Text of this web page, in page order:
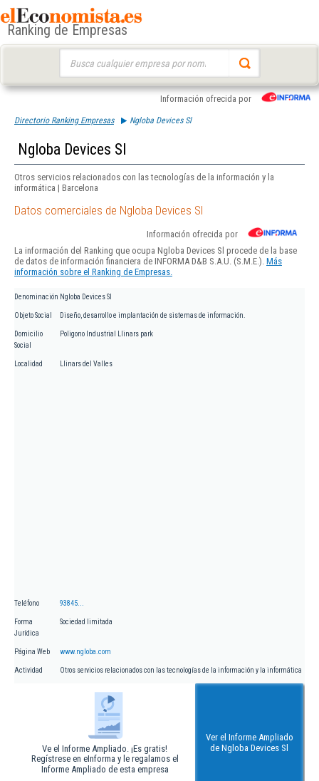
Ranking de Empresas
Información ofrecida por
Directorio Ranking Empresas Ngloba Devices Sl
Ngloba Devices Sl
Otros servicios relacionados con las tecnologías de la información y la
informática | Barcelona
Datos comerciales de Ngloba Devices Sl
Información ofrecida por
La información del Ranking que ocupa Ngloba Devices Sl procede de la base
de datos de información financiera de INFORMA D&B S.A.U. (S.M.E.). Más
información sobre el Ranking de Empresas.
Denominación Ngloba Devices Sl
Objeto Social Diseño, desarrollo e implantación de sistemas de información.
Domicilio
Social
Poligono Industrial Llinars park
Localidad Llinars del Valles
Teléfono 93845...
Forma
Jurídica
Sociedad limitada
Página Web www.ngloba.com
Actividad Otros servicios relacionados con las tecnologías de la información y la informática
Ve el Informe Ampliado. ¡Es gratis!
Regístrese en eInforma y le regalamos el
Informe Ampliado de esta empresa
Ver el Informe Ampliado
de Ngloba Devices Sl